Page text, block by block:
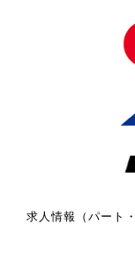
求人情報（パート